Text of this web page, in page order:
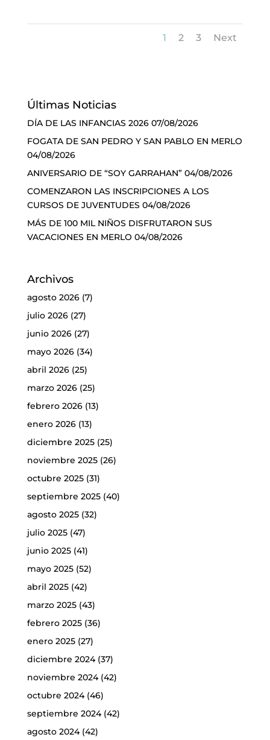
1 2 3 Next
Últimas Noticias
DÍA DE LAS INFANCIAS 2026 07/08/2026
FOGATA DE SAN PEDRO Y SAN PABLO EN MERLO
04/08/2026
ANIVERSARIO DE “SOY GARRAHAN” 04/08/2026
COMENZARON LAS INSCRIPCIONES A LOS
CURSOS DE JUVENTUDES 04/08/2026
MÁS DE 100 MIL NIÑOS DISFRUTARON SUS
VACACIONES EN MERLO 04/08/2026
Archivos
agosto 2026(7)
julio 2026(27)
junio 2026(27)
mayo 2026(34)
abril 2026(25)
marzo 2026(25)
febrero 2026(13)
enero 2026(13)
diciembre 2025(25)
noviembre 2025(26)
octubre 2025(31)
septiembre 2025(40)
agosto 2025(32)
julio 2025(47)
junio 2025(41)
mayo 2025(52)
abril 2025(42)
marzo 2025(43)
febrero 2025(36)
enero 2025(27)
diciembre 2024(37)
noviembre 2024(42)
octubre 2024(46)
septiembre 2024(42)
agosto 2024(42)